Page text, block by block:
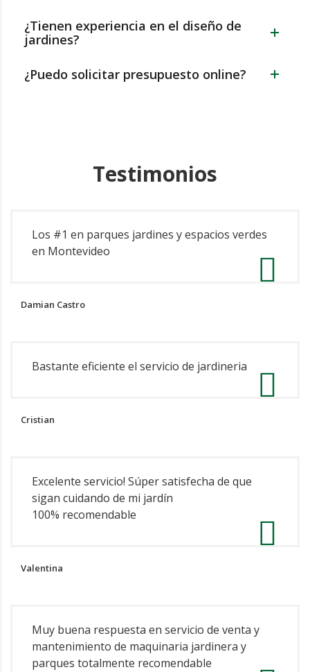
¿Tienen experiencia en el diseño de
jardines?
¿Puedo solicitar presupuesto online?
Testimonios
Los #1 en parques jardines y espacios verdes
en Montevideo
Damian Castro
Bastante eficiente el servicio de jardineria
Cristian
Excelente servicio! Súper satisfecha de que
sigan cuidando de mi jardín
100% recomendable
Valentina
Muy buena respuesta en servicio de venta y
mantenimiento de maquinaria jardinera y
parques totalmente recomendable